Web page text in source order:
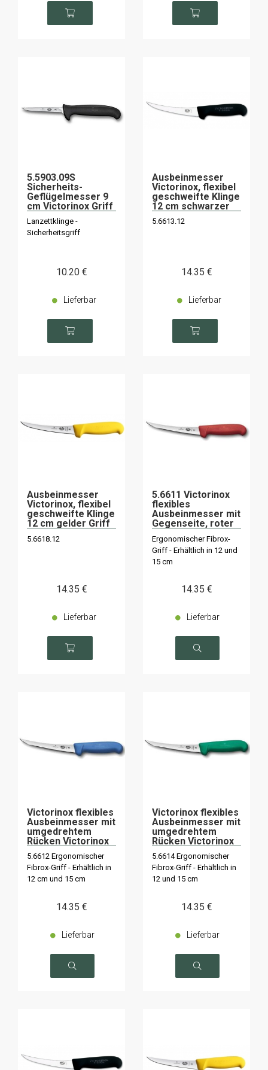
5.5903.09S
Sicherheits-
Geflügelmesser 9
cm Victorinox Griff
schwarz
Lanzettklinge -
Sicherheitsgriff
10.20 €
Lieferbar
Ausbeinmesser
Victorinox, flexibel
geschweifte Klinge
12 cm schwarzer
5.6613.12
14.35 €
Lieferbar
Ausbeinmesser
Victorinox, flexibel
geschweifte Klinge
12 cm gelder Griff
5.6618.12
14.35 €
Lieferbar
5.6611 Victorinox
flexibles
Ausbeinmesser mit
Gegenseite, roter
Ergonomischer Fibrox-
Griff - Erhältlich in 12 und
15 cm
14.35 €
Lieferbar
Victorinox flexibles
Ausbeinmesser mit
umgedrehtem
Rücken Victorinox
5.6612 Ergonomischer
Fibrox-Griff - Erhältlich in
12 cm und 15 cm
14.35 €
Lieferbar
Victorinox flexibles
Ausbeinmesser mit
umgedrehtem
Rücken Victorinox
5.6614 Ergonomischer
Fibrox-Griff - Erhältlich in
12 und 15 cm
14.35 €
Lieferbar